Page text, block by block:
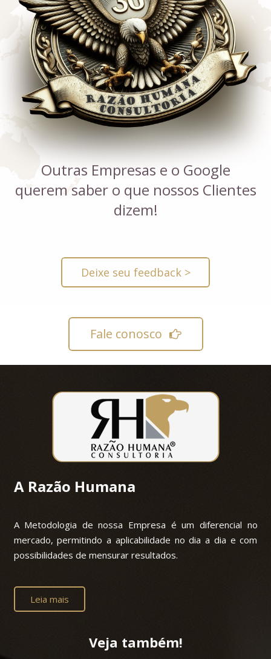
Outras Empresas e o Google
querem saber o que nossos Clientes
dizem!
Deixe seu feedback >
Fale conosco
A Razão Humana
A Metodologia de nossa Empresa é um diferencial no
mercado, permitindo a aplicabilidade no dia a dia e com
possibilidades de mensurar resultados.
Leia mais
Veja também!